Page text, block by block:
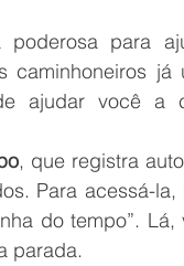
para
caminhoneiros já
ajudar você a
, que registra
Para acessá-
do tempo”. Lá,
parada.